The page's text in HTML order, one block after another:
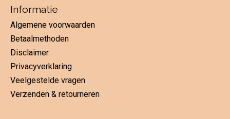
Informatie
Algemene voorwaarden
Betaalmethoden
Disclaimer
Privacyverklaring
Veelgestelde vragen
Verzenden & retourneren